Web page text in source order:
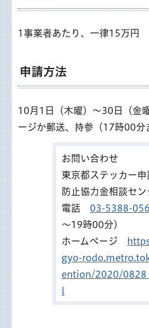
1事業者あたり、一律15万円
申請方法
10月1日（木曜）～30日（金
ージか郵送、持参（17時00分
お問い合わせ
東京都ステッカー
防止協力金相談セン
電話 03-5388-
～19時00分）
ホームページ
gyo-
ention/2020/
l